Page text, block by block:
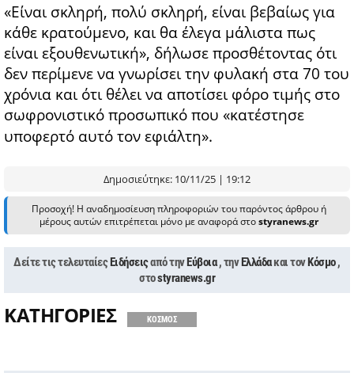
«Είναι σκληρή, πολύ σκληρή, είναι βεβαίως για
κάθε κρατούμενο, και θα έλεγα μάλιστα πως
είναι εξουθενωτική», δήλωσε προσθέτοντας ότι
δεν περίμενε να γνωρίσει την φυλακή στα 70 του
χρόνια και ότι θέλει να αποτίσει φόρο τιμής στο
σωφρονιστικό προσωπικό που «κατέστησε
υποφερτό αυτό τον εφιάλτη».
Δημοσιεύτηκε: 10/11/25 | 19:12
Προσοχή! Η αναδημοσίευση πληροφοριών του παρόντος άρθρου ή
μέρους αυτών επιτρέπεται μόνο με αναφορά στοstyranews.gr
Δείτε τις τελευταίεςΕιδήσειςαπό τηνΕύβοια , τηνΕλλάδακαι τονΚόσμο,
στοstyranews.gr
ΚΑΤΗΓΟΡΙΕΣ ΚΟΣΜΟΣ